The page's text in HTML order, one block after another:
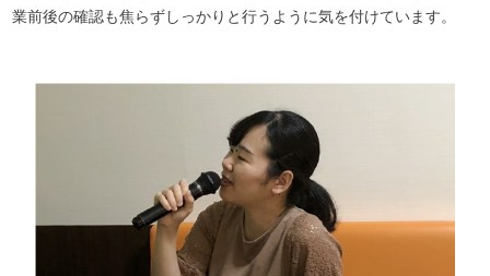
業前後の確認も焦らずしっかりと行うように気を付けています。